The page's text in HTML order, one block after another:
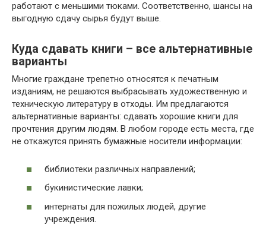
работают с меньшими тюками. Соответственно, шансы на
выгодную сдачу сырья будут выше.
Куда сдавать книги – все альтернативные
варианты
Многие граждане трепетно относятся к печатным
изданиям, не решаются выбрасывать художественную и
техническую литературу в отходы. Им предлагаются
альтернативные варианты: сдавать хорошие книги для
прочтения другим людям. В любом городе есть места, где
не откажутся принять бумажные носители информации:
библиотеки различных направлений;
букинистические лавки;
интернаты для пожилых людей, другие
учреждения.